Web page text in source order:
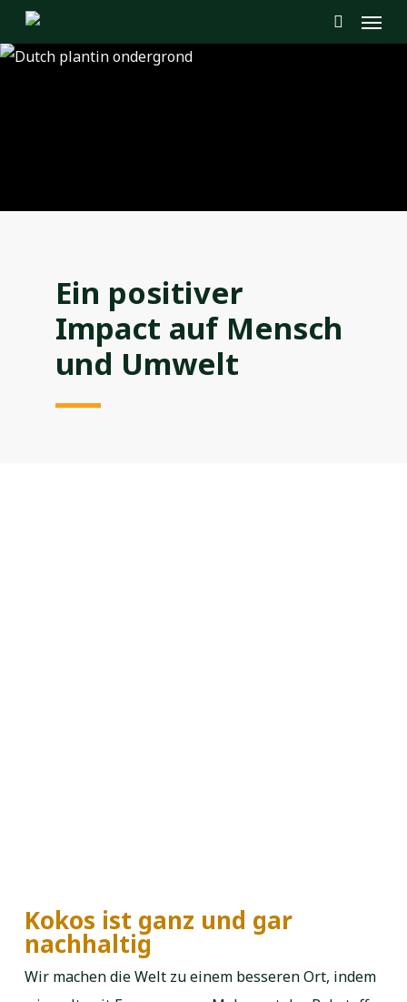
Skip
to
search
Menu
Ein positiver
Impact auf Mensch
und Umwelt
Kokos ist ganz und gar
nachhaltig
Wir machen die Welt zu einem besseren Ort, indem